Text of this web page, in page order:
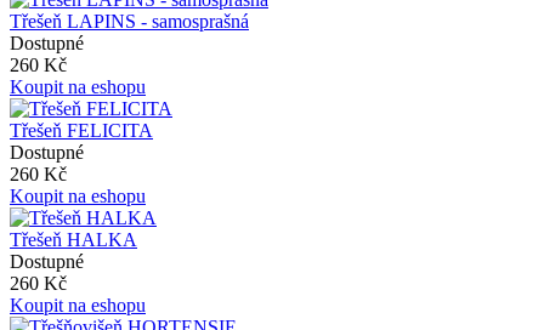
Třešeň LAPINS - samosprašná
Dostupné
260 Kč
Koupit na eshopu
Třešeň FELICITA
Dostupné
260 Kč
Koupit na eshopu
Třešeň HALKA
Dostupné
260 Kč
Koupit na eshopu